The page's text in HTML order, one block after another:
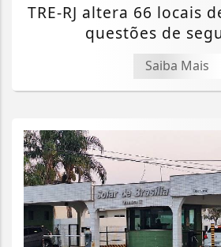
TRE-RJ altera 66 locais
questões de
Saiba Mais